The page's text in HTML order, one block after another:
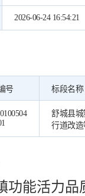
2026-06-24 16:54:21
号 标段名称
舒城县
行道改造
功能活力